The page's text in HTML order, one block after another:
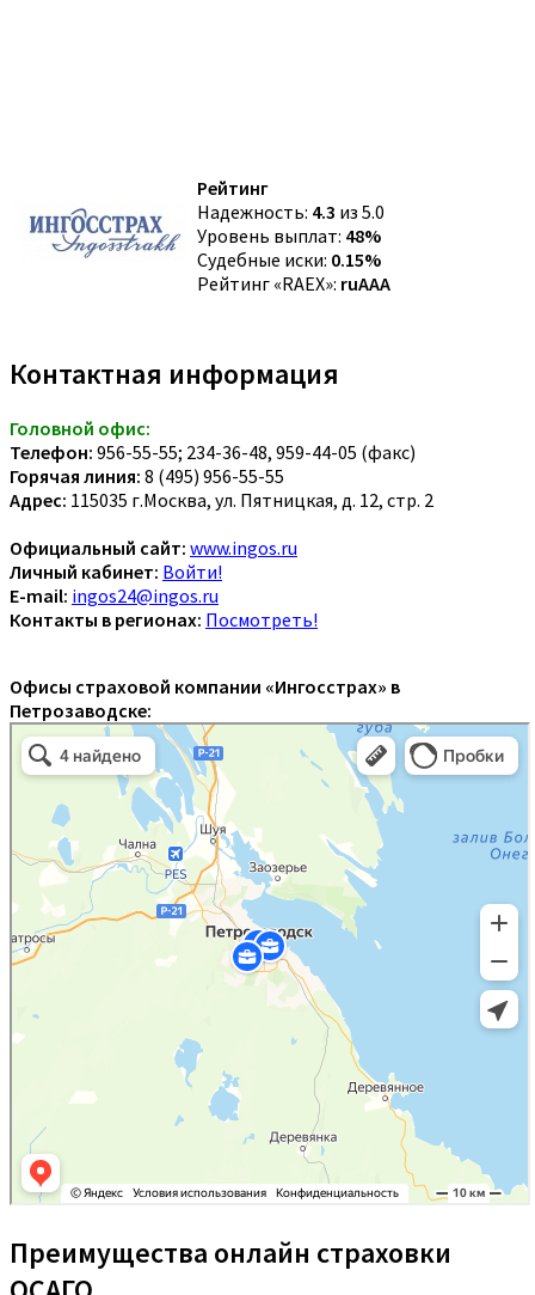
Рейтинг
Надежность: 4.3 из 5.0
Уровень выплат: 48%
Судебные иски: 0.15%
Рейтинг «RAEX»: ruAAA
Контактная информация
Головной офис:
Телефон: 956-55-55; 234-36-48, 959-44-05 (факс)
Горячая линия: 8 (495) 956-55-55
Адрес: 115035 г.Москва, ул. Пятницкая, д. 12, стр. 2
Официальный сайт: www.ingos.ru
Личный кабинет: Войти!
E-mail: ingos24@ingos.ru
Контакты в регионах: Посмотреть!
Офисы страховой компании «Ингосстрах» в
Петрозаводске:
Преимущества онлайн страховки